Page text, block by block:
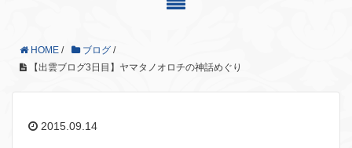
HOME / ブログ /
【出雲ブログ3日目】ヤマタノオロチの神話めぐり
2015.09.14